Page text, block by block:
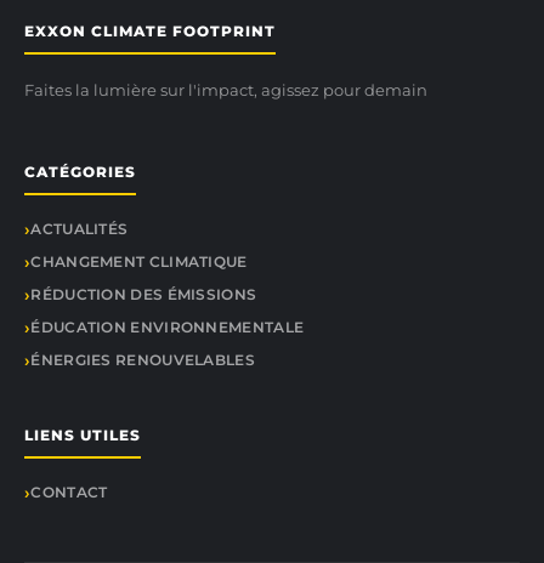
EXXON CLIMATE FOOTPRINT
Faites la lumière sur l'impact, agissez pour demain
CATÉGORIES
ACTUALITÉS
CHANGEMENT CLIMATIQUE
RÉDUCTION DES ÉMISSIONS
ÉDUCATION ENVIRONNEMENTALE
ÉNERGIES RENOUVELABLES
LIENS UTILES
CONTACT